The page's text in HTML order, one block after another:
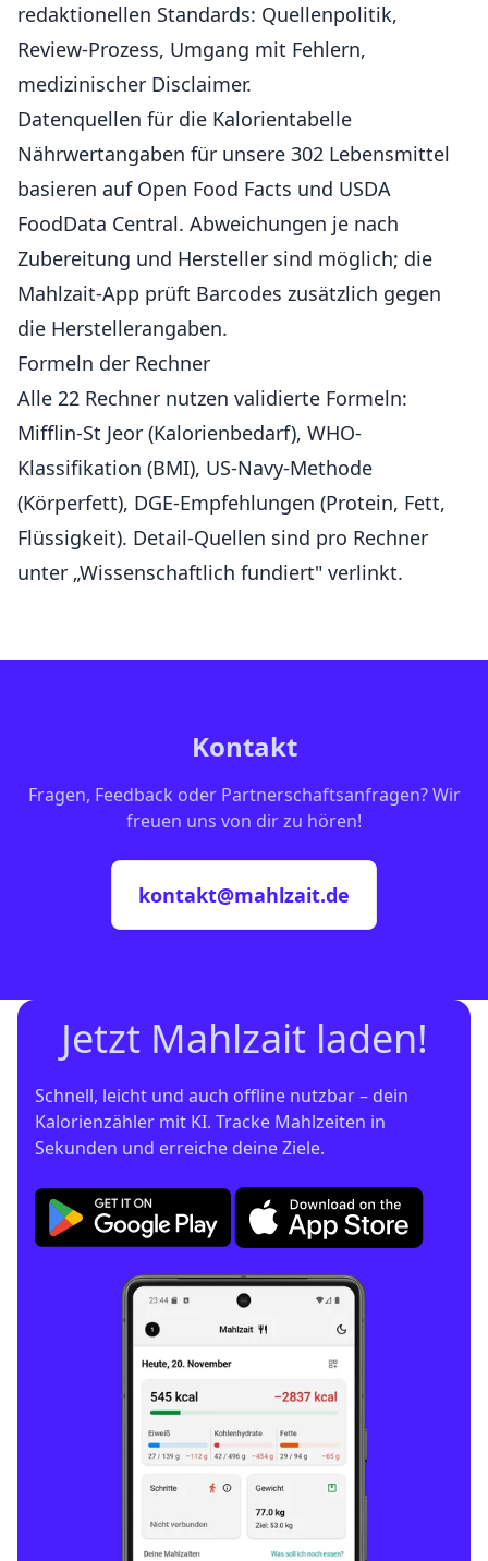
redaktionellen Standards: Quellenpolitik,
Review-Prozess, Umgang mit Fehlern,
medizinischer Disclaimer.
Datenquellen für die Kalorientabelle
Nährwertangaben für unsere 302 Lebensmittel
basieren auf Open Food Facts und USDA
FoodData Central. Abweichungen je nach
Zubereitung und Hersteller sind möglich; die
Mahlzait-App prüft Barcodes zusätzlich gegen
die Herstellerangaben.
Formeln der Rechner
Alle 22 Rechner nutzen validierte Formeln:
Mifflin-St Jeor (Kalorienbedarf), WHO-
Klassifikation (BMI), US-Navy-Methode
(Körperfett), DGE-Empfehlungen (Protein, Fett,
Flüssigkeit). Detail-Quellen sind pro Rechner
unter „Wissenschaftlich fundiert" verlinkt.
Kontakt
Fragen, Feedback oder Partnerschaftsanfragen? Wir
freuen uns von dir zu hören!
kontakt@mahlzait.de
Jetzt Mahlzait laden!
Schnell, leicht und auch offline nutzbar – dein
Kalorienzähler mit KI. Tracke Mahlzeiten in
Sekunden und erreiche deine Ziele.